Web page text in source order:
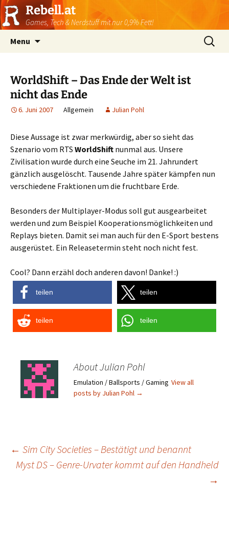
Rebell.at
Games, Tech & Nerdstuff mit nur 0,9% Fett!
Menu
Suchen
nach:
WorldShift – Das Ende der Welt ist
nicht das Ende
6. Juni 2007 Allgemein Julian Pohl
Diese Aussage ist zwar merkwürdig, aber so sieht das
Szenario vom RTS WorldShift nunmal aus. Unsere
Zivilisation wurde durch eine Seuche im 21. Jahrundert
gänzlich ausgelöscht. Tausende Jahre später kämpfen nun
verschiedene Fraktionen um die fruchtbare Erde.
Besonders der Multiplayer-Modus soll gut ausgearbeitet
werden und zum Beispiel Kooperationsmöglichkeiten und
Replays bieten. Damit sei man auch für den E-Sport bestens
ausgerüstet. Ein Releasetermin steht noch nicht fest.
Cool? Dann erzähl doch anderen davon! Danke! :)
teilen teilen
teilen teilen
About Julian Pohl
Emulation / Ballsports / Gaming View all
posts by Julian Pohl →
Post
← Sim City Societies – Bestätigt und benannt
Myst DS – Genre-Urvater kommt auf den Handheld
→